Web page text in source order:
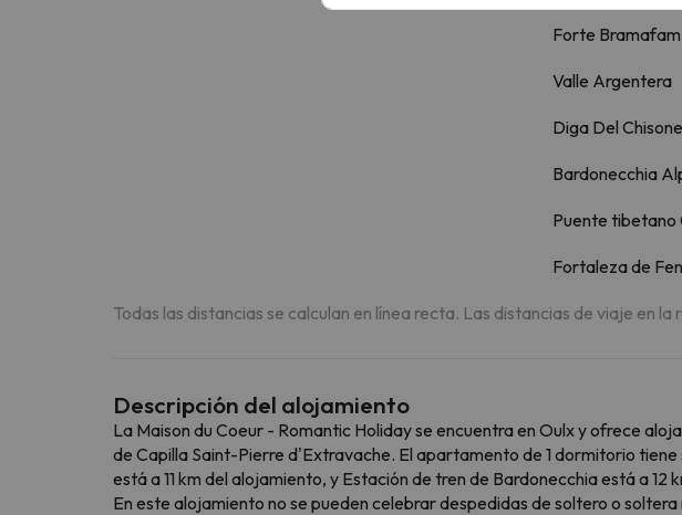
Forte Bramafam
Valle Argentera
Diga Del
Bardonecchia
Puente tibetano
Fortaleza de
Todas las distancias se calculan en línea recta. Las distancias de viaje en
Descripción del alojamiento
La Maison du Coeur - Romantic Holiday se encuentra en Oulx y ofrece
de Capilla Saint-Pierre d'Extravache. El apartamento de 1 dormitorio
está a 11 km del alojamiento, y Estación de tren de Bardonecchia está a
En este alojamiento no se pueden celebrar despedidas de soltero o